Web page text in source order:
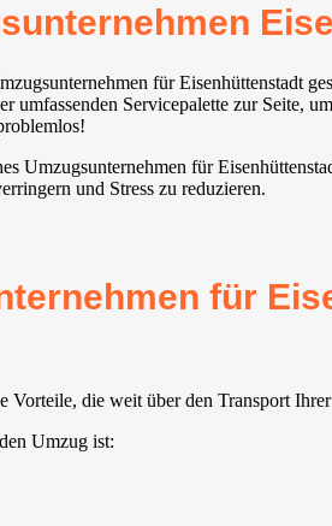
für Eisenhüttenstadt
umfassenden Servicepalette zur Seite,
Umzugsunternehmen für
und Stress zu reduzieren.
für
die weit über den Transport
Umzug ist: